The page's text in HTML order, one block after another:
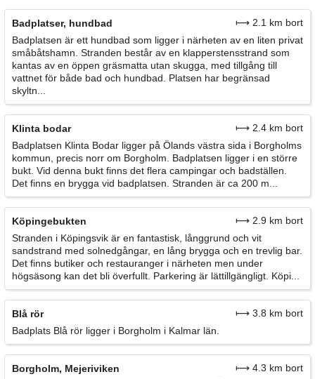
Badplatser, hundbad
⟼ 2.1 km bort
Badplatsen är ett hundbad som ligger i närheten av en liten privat
småbåtshamn. Stranden består av en klapperstensstrand som
kantas av en öppen gräsmatta utan skugga, med tillgång till
vattnet för både bad och hundbad. Platsen har begränsad
skyltn...
Klinta bodar
⟼ 2.4 km bort
Badplatsen Klinta Bodar ligger på Ölands västra sida i Borgholms
kommun, precis norr om Borgholm. Badplatsen ligger i en större
bukt. Vid denna bukt finns det flera campingar och badställen.
Det finns en brygga vid badplatsen. Stranden är ca 200 m...
Köpingebukten
⟼ 2.9 km bort
Stranden i Köpingsvik är en fantastisk, långgrund och vit
sandstrand med solnedgångar, en lång brygga och en trevlig bar.
Det finns butiker och restauranger i närheten men under
högsäsong kan det bli överfullt. Parkering är lättillgängligt. Köpi...
Blå rör
⟼ 3.8 km bort
Badplats Blå rör ligger i Borgholm i Kalmar län.
Borgholm, Mejeriviken
⟼ 4.3 km bort